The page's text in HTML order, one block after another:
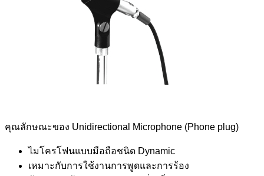
คุณลักษณะของ Unidirectional Microphone (Phone plug)
ไมโครโฟนแบบมือถือชนิด Dynamic
เหมาะกับการใช้งานการพูดและการร้อง